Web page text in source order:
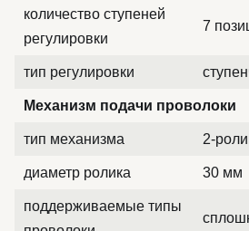
количество ступеней
регулировки
7
тип регулировки
Механизм подачи проволоки
тип механизма 2-
диаметр ролика 30 мм
поддерживаемые типы